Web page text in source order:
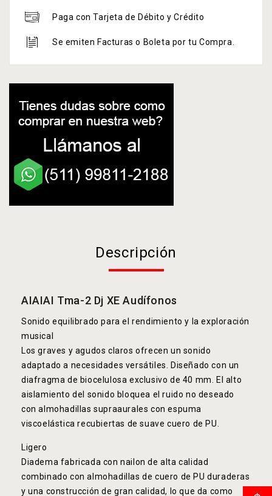
Paga con Tarjeta de Débito y Crédito
Se emiten Facturas o Boleta por tu Compra.
Descripción
AIAIAI Tma-2 Dj XE Audífonos
Sonido equilibrado para el rendimiento y la exploración
musical
Los graves y agudos claros ofrecen un sonido
adaptado a necesidades versátiles. Diseñado con un
diafragma de biocelulosa exclusivo de 40 mm. El alto
aislamiento del sonido bloquea el ruido no deseado
con almohadillas supraaurales con espuma
viscoelástica recubiertas de suave cuero de PU.
Ligero
Diadema fabricada con nailon de alta calidad
combinado con almohadillas de cuero de PU duraderas
y una construcción de gran calidad, lo que da como